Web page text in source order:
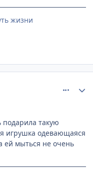
жизни
подарила такую
игрушка одевающаяся
ей мыться не очень